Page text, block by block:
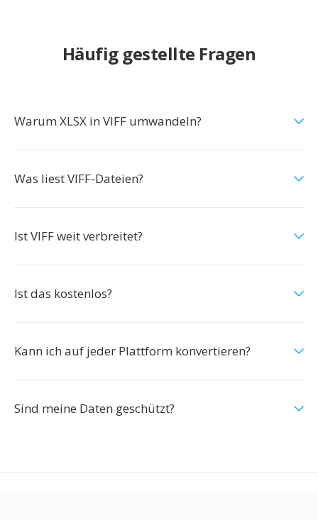
Häufig gestellte Fragen
Warum XLSX in VIFF umwandeln?
Was liest VIFF-Dateien?
Ist VIFF weit verbreitet?
Ist das kostenlos?
Kann ich auf jeder Plattform konvertieren?
Sind meine Daten geschützt?